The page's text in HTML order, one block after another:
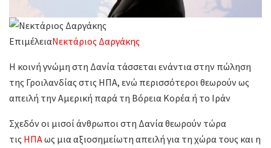
ΕπιμέλειαΝεκτάριος Δαργάκης
Η κοινή γνώμη στη Δανία τάσσεται ενάντια στην πώληση
της Γροιλανδίας στις ΗΠΑ, ενώ περισσότεροι θεωρούν ως
απειλή την Αμερική παρά τη Βόρεια Κορέα ή το Ιράν
Σχεδόν οι μισοί άνθρωποι στη Δανία θεωρούν τώρα
τις ΗΠΑως μια αξιοσημείωτη απειλή για τη χώρα τους και η